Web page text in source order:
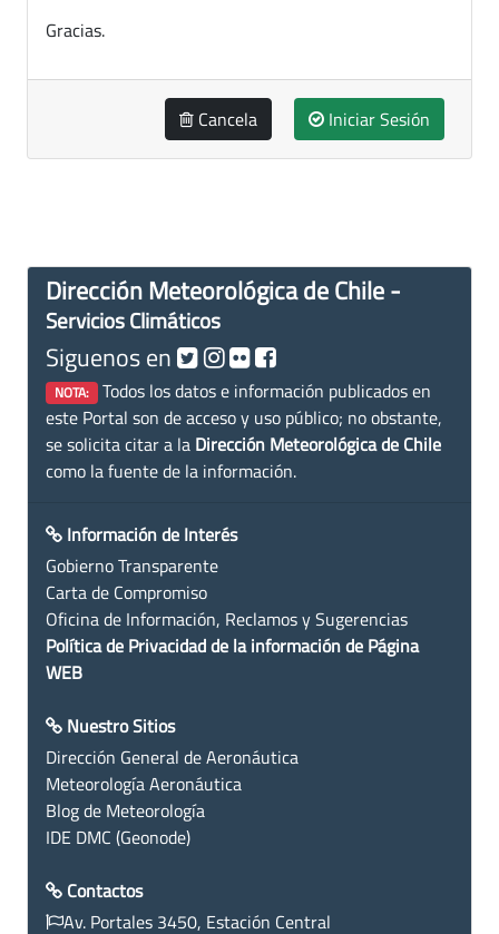
Gracias.
Cancela Iniciar Sesión
Dirección Meteorológica de Chile -
Servicios Climáticos
Siguenos en
NOTA: Todos los datos e información publicados en
este Portal son de acceso y uso público; no obstante,
se solicita citar a la Dirección Meteorológica de Chile
como la fuente de la información.
Información de Interés
Gobierno Transparente
Carta de Compromiso
Oficina de Información, Reclamos y Sugerencias
Política de Privacidad de la información de Página
WEB
Nuestro Sitios
Dirección General de Aeronáutica
Meteorología Aeronáutica
Blog de Meteorología
IDE DMC (Geonode)
Contactos
Av. Portales 3450, Estación Central